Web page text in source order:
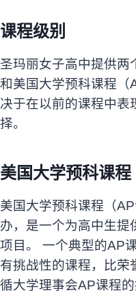
课程级别
圣玛丽女子高中提供两
和美国大学预科课程（
决于在以前的课程中表
择。
美国大学预科课程
美国大学预科课程（
办，是一个为高中生提
项目。 一个典型的AP
有挑战性的课程，比荣
循大学理事会AP课程